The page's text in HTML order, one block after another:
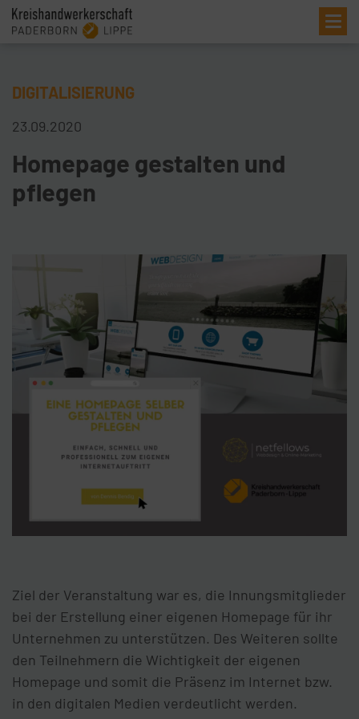
DIGITALISIERUNG
23.09.2020
Homepage gestalten und
pflegen
Ziel der Veranstaltung war es, die Innungsmitglieder
bei der Erstellung einer eigenen Homepage für ihr
Unternehmen zu unterstützen. Des Weiteren sollte
den Teilnehmern die Wichtigkeit der eigenen
Homepage und somit die Präsenz im Internet bzw.
in den digitalen Medien verdeutlicht werden.